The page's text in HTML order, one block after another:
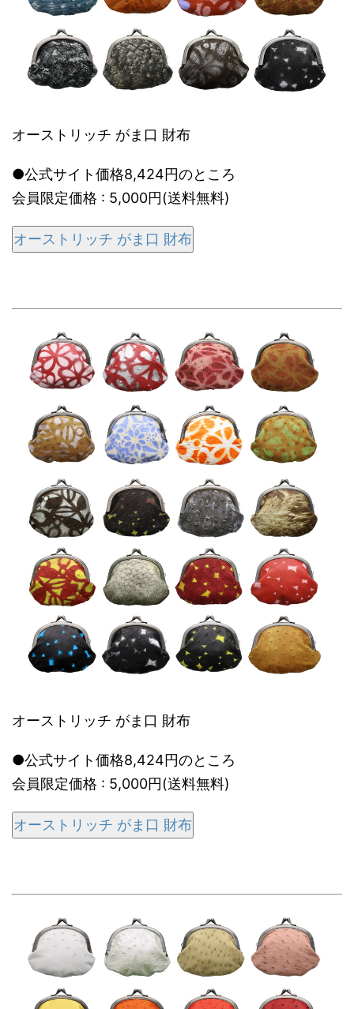
オーストリッチ がま口 財布
●公式サイト価格8,424円のところ
会員限定価格 : 5,000円(送料無料)
オーストリッチ がま口 財布
オーストリッチ がま口 財布
●公式サイト価格8,424円のところ
会員限定価格 : 5,000円(送料無料)
オーストリッチ がま口 財布